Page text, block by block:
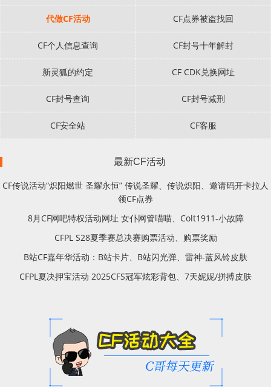
代做CF活动 CF点券被盗找回
CF个人信息查询 CF封号十年解封
新灵狐的约定 CF CDK兑换网址
CF封号查询 CF封号减刑
CF安全站 CF客服
最新CF活动
CF传说活动“炽阳燃世 圣耀永恒” 传说圣耀、传说炽阳、邀请码开卡拉人
领CF点券
8月CF网吧特权活动网址 女仆网管喵喵、Colt1911-小故障
CFPL S28夏季赛总决赛购票活动、购票奖励
B站CF嘉年华活动：B站卡片、B站闪光弹、雷神-蓝风铃皮肤
CFPL夏决押宝活动 2025CFS冠军炫彩背包、7天妮妮/拼搏皮肤